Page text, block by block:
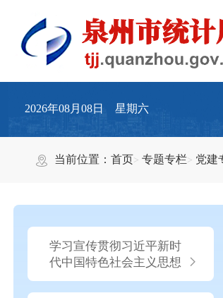
2026年08月08日 星期六
当前位置：首页 专题专栏 党建
学习宣传贯彻习近平新时
代中国特色社会主义思想